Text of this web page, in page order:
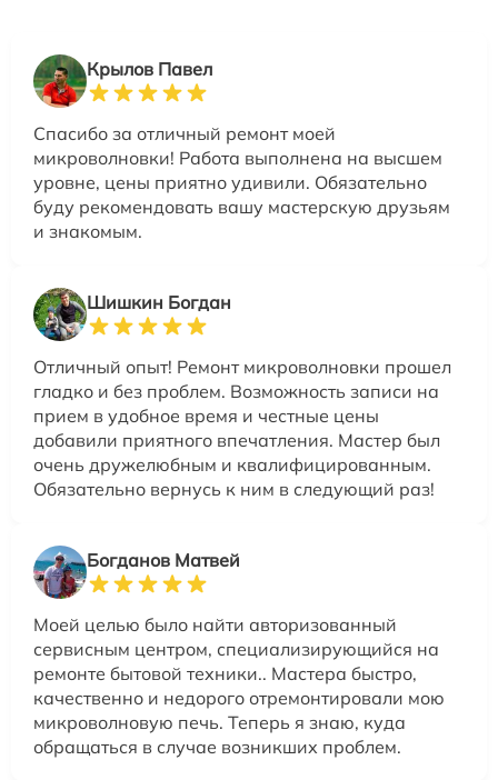
Крылов Павел
Спасибо за отличный ремонт моей
микроволновки! Работа выполнена на высшем
уровне, цены приятно удивили. Обязательно
буду рекомендовать вашу мастерскую друзьям
и знакомым.
Шишкин Богдан
Отличный опыт! Ремонт микроволновки прошел
гладко и без проблем. Возможность записи на
прием в удобное время и честные цены
добавили приятного впечатления. Мастер был
очень дружелюбным и квалифицированным.
Обязательно вернусь к ним в следующий раз!
Богданов Матвей
Моей целью было найти авторизованный
сервисным центром, специализирующийся на
ремонте бытовой техники.. Мастера быстро,
качественно и недорого отремонтировали мою
микроволновую печь. Теперь я знаю, куда
обращаться в случае возникших проблем.